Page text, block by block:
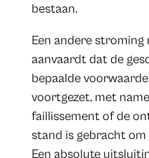
bestaan.
Een andere
aanvaardt dat de
bepaalde
voortgezet, met
faillissement of de
stand is gebracht om
Een absolute